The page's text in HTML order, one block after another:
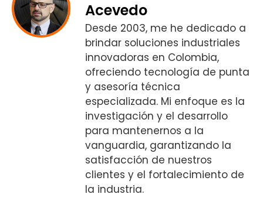
Acevedo
Desde 2003, me he dedicado a
brindar soluciones industriales
innovadoras en Colombia,
ofreciendo tecnología de punta
y asesoría técnica
especializada. Mi enfoque es la
investigación y el desarrollo
para mantenernos a la
vanguardia, garantizando la
satisfacción de nuestros
clientes y el fortalecimiento de
la industria.